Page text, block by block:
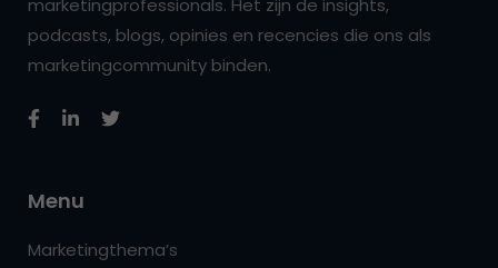
podcasts, blogs, opinies en recencies die ons als
marketingcommunity binden.
Menu
Marketingthema’s